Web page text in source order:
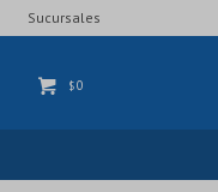
$0
Sucursales